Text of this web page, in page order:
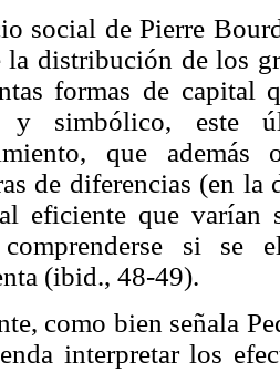
social de Pierre
la distribución de los
formas de capital
y simbólico, este
que
de diferencias (en
eficiente que varían
comprenderse si se
(ibid., 48-49).
como bien señala
interpretar los